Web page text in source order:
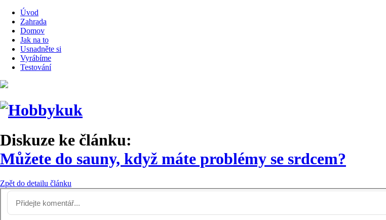
Úvod
Zahrada
Domov
Jak na to
Usnadněte si
Vyrábíme
Testování
Diskuze ke článku:
Můžete do sauny, když máte problémy se srdcem?
Zpět do detailu článku